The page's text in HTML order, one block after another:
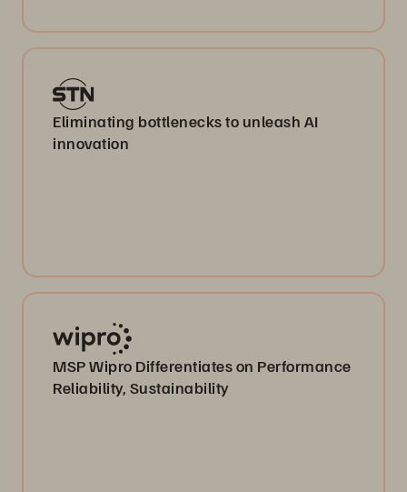
Eliminating bottlenecks to unleash AI
innovation
MSP Wipro Differentiates on Performance
Reliability, Sustainability